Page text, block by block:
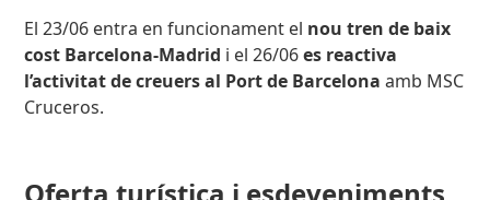
El 23/06 entra en funcionament el nou tren de baix
cost Barcelona-Madrid i el 26/06es reactiva
l’activitat de creuers al Port de Barcelona amb MSC
Cruceros.